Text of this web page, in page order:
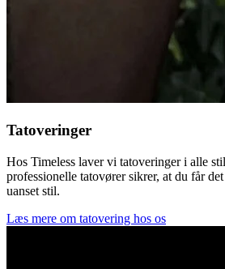
Tatoveringer
Hos Timeless laver vi tatoveringer i alle
professionelle tatovører sikrer, at du får
uanset stil.
Læs mere om tatovering hos os